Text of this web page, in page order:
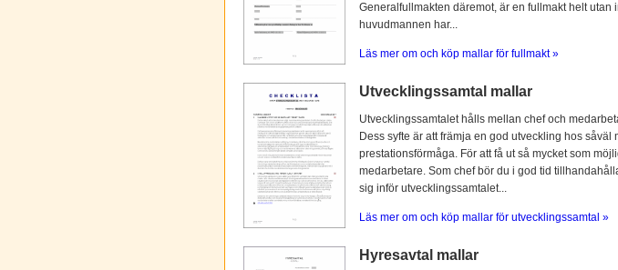
Generalfullmakten däremot, är en fullmakt helt
huvudmannen har...
Läs mer om och köp mallar för fullmakt »
Utvecklingssamtal mallar
Utvecklingssamtalet hålls mellan chef och
Dess syfte är att främja en god utveckling hos
prestationsförmåga. För att få ut så mycket som
medarbetare. Som chef bör du i god tid
sig inför utvecklingssamtalet...
Läs mer om och köp mallar för utvecklingssamtal »
Hyresavtal mallar